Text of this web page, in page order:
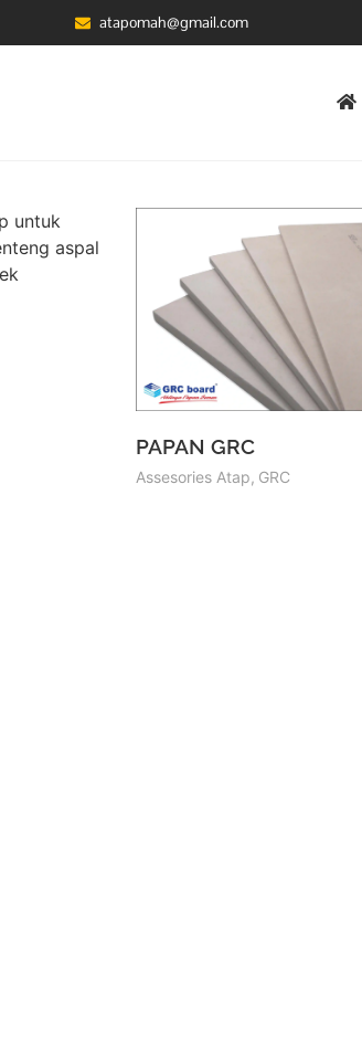
atapomah@gmail.com
PAPAN GRC
Assesories Atap, GRC